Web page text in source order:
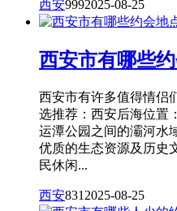
西安9992025-08-25
西安市有哪些
西安市有许多值得情侣
选推荐：西安后海位置
运潭公园之间的灞河水
优质的生态资源及历史
民休闲...
西安831 2025-08-25